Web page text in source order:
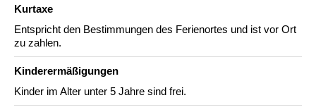
Kurtaxe
Entspricht den Bestimmungen des Ferienortes und ist vor Ort
zu zahlen.
Kinderermäßigungen
Kinder im Alter unter 5 Jahre sind frei.